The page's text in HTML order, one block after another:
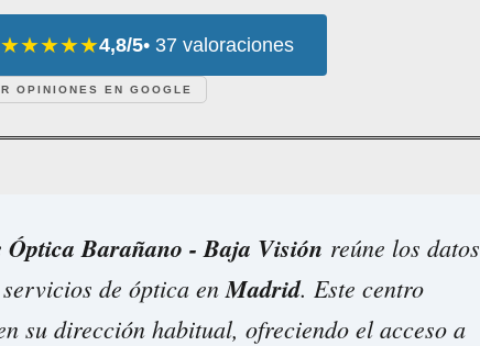
★★★★★4,8/5• 37 valoraciones
OPINIONES EN GOOGLE
Óptica Barañano - Baja Visión reúne los datos
de óptica enMadrid. Este centro
su dirección habitual, ofreciendo el acceso a